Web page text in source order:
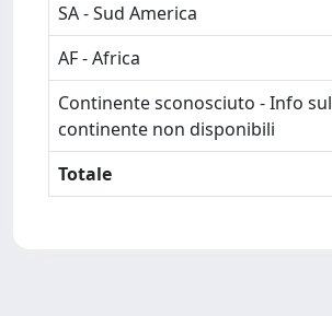
SA - Sud America
AF - Africa
Continente sconosciuto - Info sul
continente non disponibili
Totale